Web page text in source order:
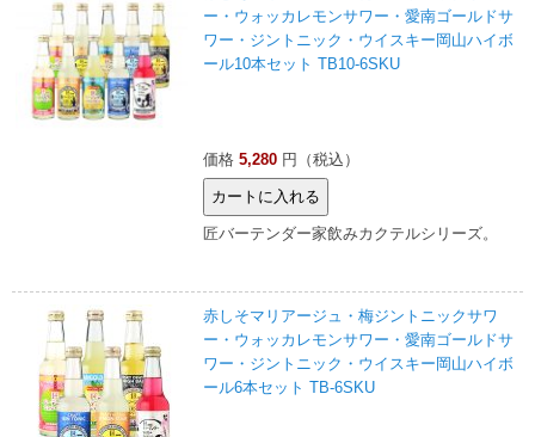
ー・ウォッカレモンサワー・愛南ゴールドサ
ワー・ジントニック・ウイスキー岡山ハイボ
ール10本セット TB10-6SKU
価格 5,280 円（税込）
匠バーテンダー家飲みカクテルシリーズ。
赤しそマリアージュ・梅ジントニックサワ
ー・ウォッカレモンサワー・愛南ゴールドサ
ワー・ジントニック・ウイスキー岡山ハイボ
ール6本セット TB-6SKU